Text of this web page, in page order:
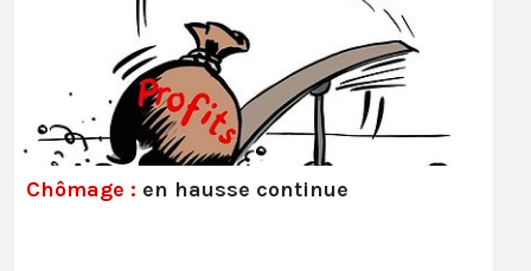
Chômage : en hausse continue